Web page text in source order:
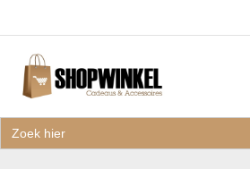
naar:
Zoek
naar: